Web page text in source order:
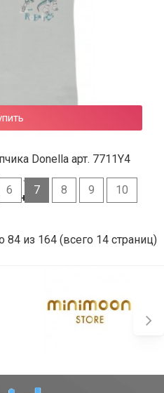
Donella арт. 7711Y4
грн.
6 7 8 9
10
84 из 164 (всего 14 страниц)